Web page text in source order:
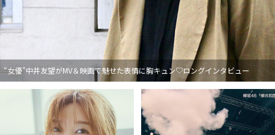
“女優”中井友望がMV＆映画で魅せた表情に胸キュン♡ロングインタビュー